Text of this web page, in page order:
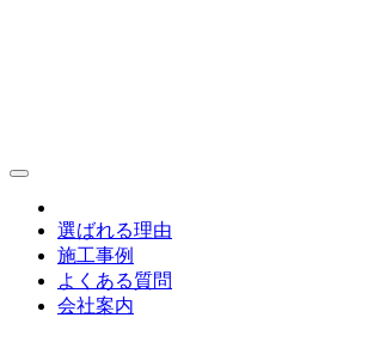
選ばれる理由
施工事例
よくある質問
会社案内